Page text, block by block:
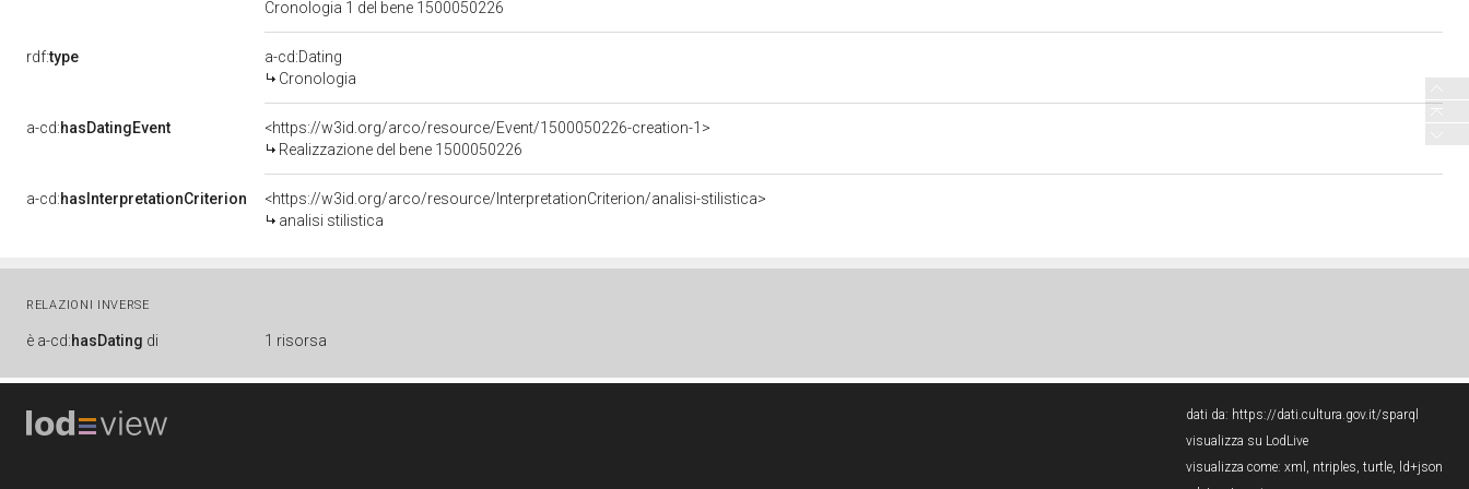
Cronologia 1 del bene 1500050226
rdf:type
a-cd:Dating
Cronologia
a-cd:hasDatingEvent
<https://w3id.org/arco/resource/Event/1500050226-creation-1>
Realizzazione del bene 1500050226
a-cd:hasInterpretationCriterion
<https://w3id.org/arco/resource/InterpretationCriterion/analisi-stilistica>
analisi stilistica
RELAZIONI INVERSE
è a-cd:hasDating di 1 risorsa
dati da: https://dati.cultura.gov.it/sparql
visualizza su LodLive
visualizza come: xml , ntriples, turtle, ld+json